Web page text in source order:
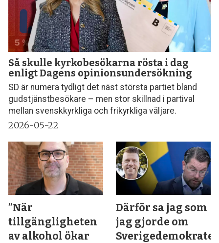
Så skulle kyrkobesökarna rösta i dag
enligt Dagens opinionsundersökning
SD är numera tydligt det näst största partiet bland
gudstjänstbesökare – men stor skillnad i partival
mellan svenskkyrkliga och frikyrkliga väljare.
2026-05-22
”När
tillgängligheten
av alkohol ökar
Därför sa jag som
jag gjorde om